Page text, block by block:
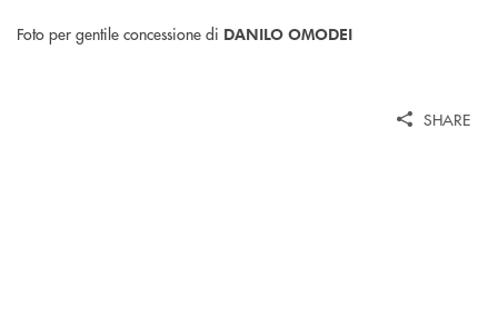
Foto per gentile concessione di DANILO OMODEI
SHARE